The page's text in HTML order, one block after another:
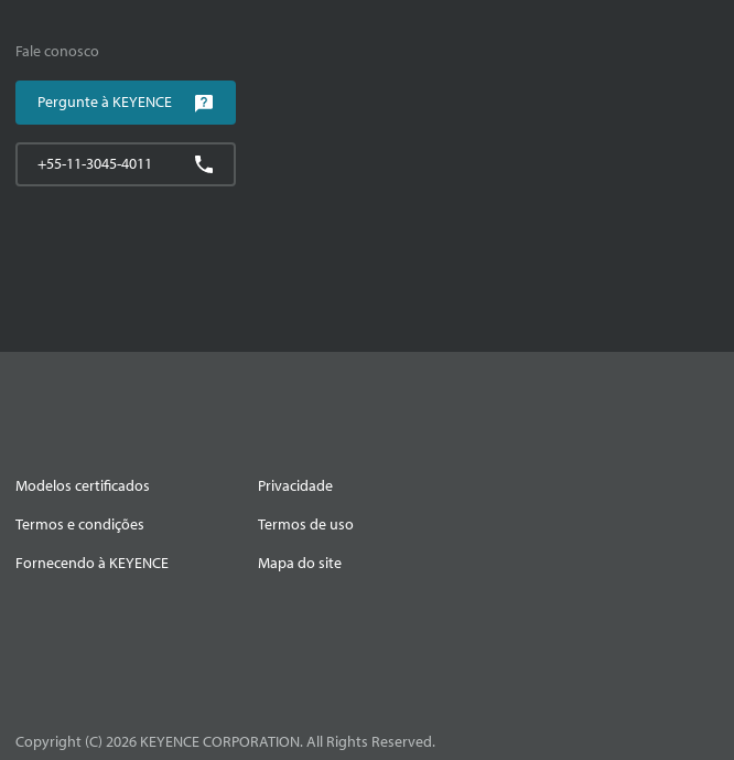
Fale conosco
Pergunte à KEYENCE
+55-11-3045-4011
Modelos certificados
Privacidade
Termos e condições
Termos de uso
Fornecendo à KEYENCE
Mapa do site
Copyright (C) 2026 KEYENCE CORPORATION. All Rights Reserved.